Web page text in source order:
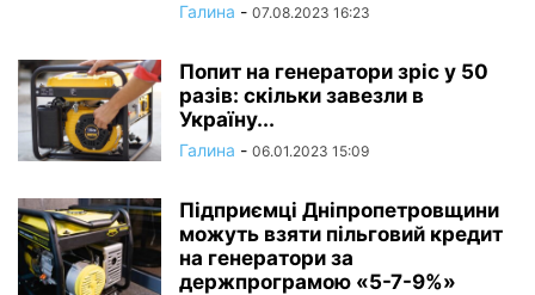
Галина - 07.08.2023 16:23
Попит на генератори зріс у 50
разів: скільки завезли в
Україну...
Галина - 06.01.2023 15:09
Підприємці Дніпропетровщини
можуть взяти пільговий кредит
на генератори за
держпрограмою «5-7-9%»